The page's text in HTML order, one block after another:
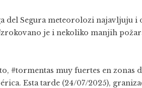
del Segura meteorolozi najavljuju i
je i nekoliko manjih
#tormentas muy fuertes en zonas
. Esta tarde (24/07/2025),